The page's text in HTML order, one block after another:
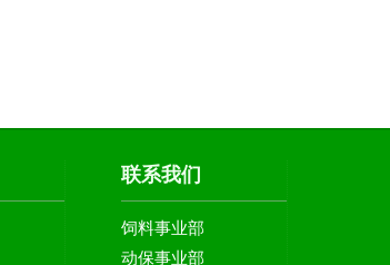
联系我们
饲料事业部
动保事业部